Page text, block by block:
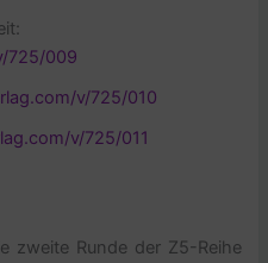
725/009
v/725/010
v/725/011
zweite Runde der Z5-Reihe